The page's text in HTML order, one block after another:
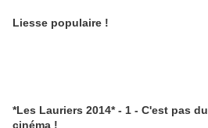
Liesse populaire !
*Les Lauriers 2014* - 1 - C'est pas du
cinéma !